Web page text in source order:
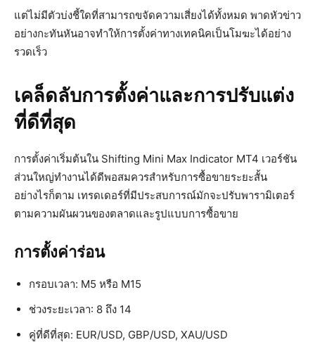
แต่ไม่มีตัวบ่งชี้ใดที่สามารถขจัดความเสี่ยงได้ทั้งหมด พาดหัวข่าว
อย่างกะทันหันอาจทำให้การตั้งค่าทางเทคนิคเป็นโมฆะได้อย่าง
รวดเร็ว
เคล็ดลับการตั้งค่าและการปรับแต่ง
ที่ดีที่สุด
การตั้งค่าเริ่มต้นใน Shifting Mini Max Indicator MT4 เวอร์ชัน
ส่วนใหญ่ทำงานได้ดีพอสมควรสำหรับการซื้อขายระยะสั้น
อย่างไรก็ตาม เทรดเดอร์ที่มีประสบการณ์มักจะปรับพารามิเตอร์
ตามความผันผวนของตลาดและรูปแบบการซื้อขาย
การตั้งค่าร่อน
กรอบเวลา: M5 หรือ M15
ช่วงระยะเวลา: 8 ถึง 14
คู่ที่ดีที่สุด: EUR/USD, GBP/USD, XAU/USD